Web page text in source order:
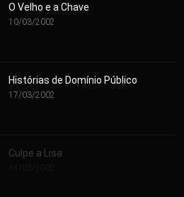
O Velho e a Chave
10/03/2002
Histórias de Domínio Público
17/03/2002
Culpe a Lisa